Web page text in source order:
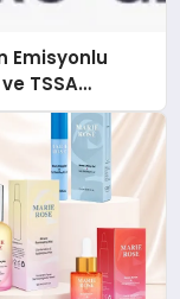
Emisyonlu
TSSA